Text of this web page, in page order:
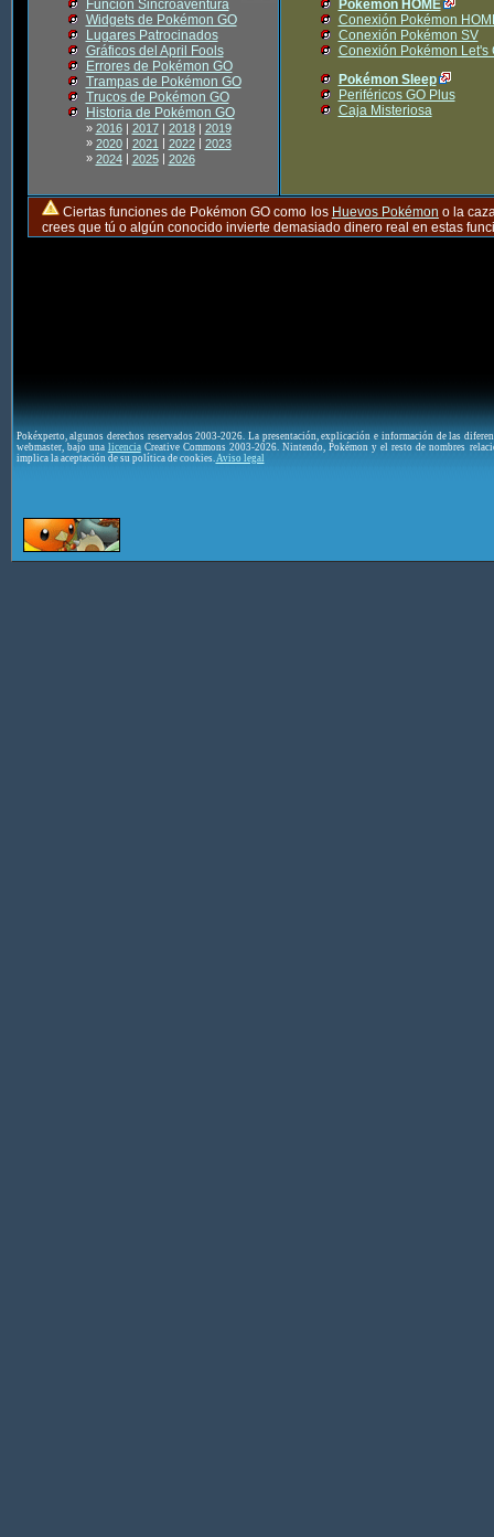
Función Sincroaventura
Widgets de Pokémon GO
Lugares Patrocinados
Gráficos del April Fools
Errores de Pokémon GO
Trampas de Pokémon GO
Trucos de Pokémon GO
Historia de Pokémon GO
» 2016| 2017| 2018| 2019
» 2020| 2021| 2022| 2023
» 2024| 2025| 2026
Pokémon HOME
Conexión Pokémon
Conexión Pokémon SV
Conexión Pokémon Let's
Pokémon Sleep
Periféricos GO Plus
Caja Misteriosa
Ciertas funciones de Pokémon GO como los Huevos Pokémon o la
crees que tú o algún conocido invierte demasiado dinero real en estas
Pokéxperto, algunos derechos reservados 2003-2026. La presentación, explicación e información de las
webmaster, bajo una licenciaCreative Commons 2003-2026. Nintendo, Pokémon y el resto de nombres
implica la aceptación de su política de cookies. Aviso legal